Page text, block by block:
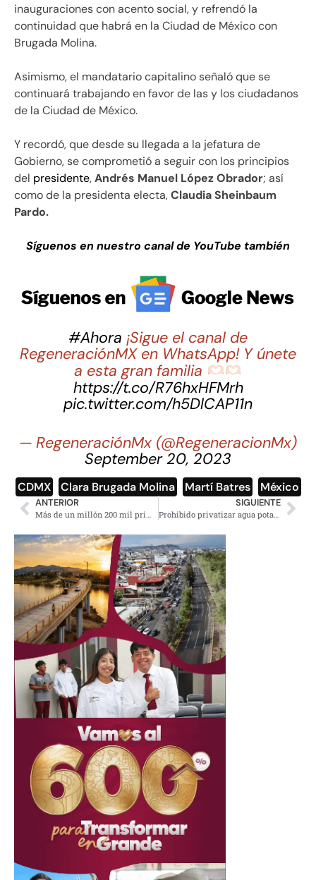
inauguraciones con acento social, y refrendó la
continuidad que habrá en la Ciudad de México con
Brugada Molina.
Asimismo, el mandatario capitalino señaló que se
continuará trabajando en favor de las y los ciudadanos
de la Ciudad de México.
Y recordó, que desde su llegada a la jefatura de
Gobierno, se comprometió a seguir con los principios
del presidente,Andrés Manuel López Obrador; así
como de la presidenta electa,Claudia Sheinbaum
Pardo.
Síguenos en nuestro canal de YouTube también
#Ahora ¡Sigue el canal de
RegeneraciónMX en WhatsApp! Y únete
a esta gran familia
https://t.co/R76hxHFMrh
pic.twitter.com/h5DlCAP11n
— RegeneraciónMx (@RegeneracionMx)
September 20, 2023
CDMX Clara Brugada Molina Martí Batres México
ANTERIOR
Más de un millón 200 mil primeros apoyos a mujeres de 60 a 64 años
SIGUIENTE
Prohibido privatizar agua potable, en Ciudad de México ya es Ley